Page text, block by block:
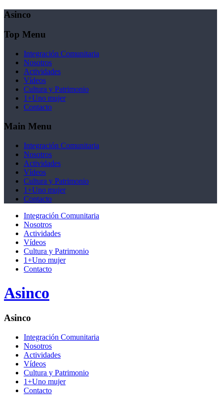
Asinco
Top Menu
Integración Comunitaria
Nosotros
Actividades
Vídeos
Cultura y Patrimonio
1+Uno mujer
Contacto
Main Menu
Integración Comunitaria
Nosotros
Actividades
Vídeos
Cultura y Patrimonio
1+Uno mujer
Contacto
Integración Comunitaria
Nosotros
Actividades
Vídeos
Cultura y Patrimonio
1+Uno mujer
Contacto
Asinco
Asinco
Integración Comunitaria
Nosotros
Actividades
Vídeos
Cultura y Patrimonio
1+Uno mujer
Contacto